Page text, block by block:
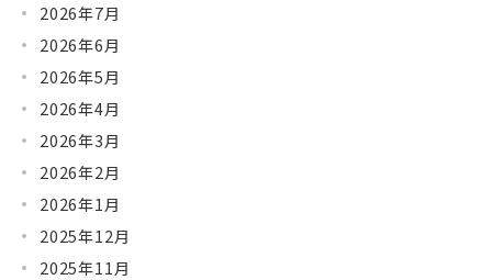
2026年7月
2026年6月
2026年5月
2026年4月
2026年3月
2026年2月
2026年1月
2025年12月
2025年11月